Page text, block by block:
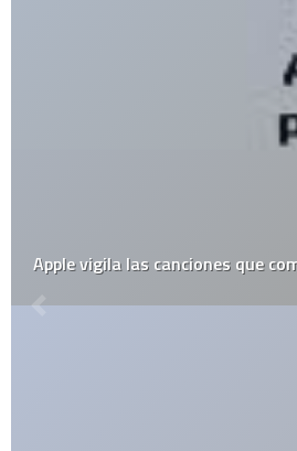
Se viene la era de hielo en el 2010